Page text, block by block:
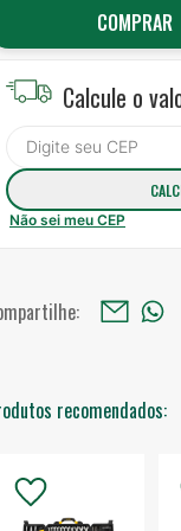
COMPRAR
Calcule o
Não sei meu CEP
recomendados: